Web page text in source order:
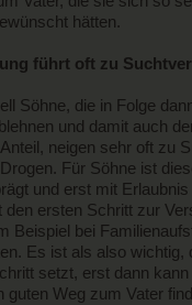
hätten.
führt oft zu
Söhne, die in Folge
und damit auch
Anteil, neigen sehr oft zu
Für Söhne ist
und erst mit
den ersten Schritt zur
Beispiel bei
Es ist als also wichtig,
setzt, erst dann kann
guten Weg zum Vater